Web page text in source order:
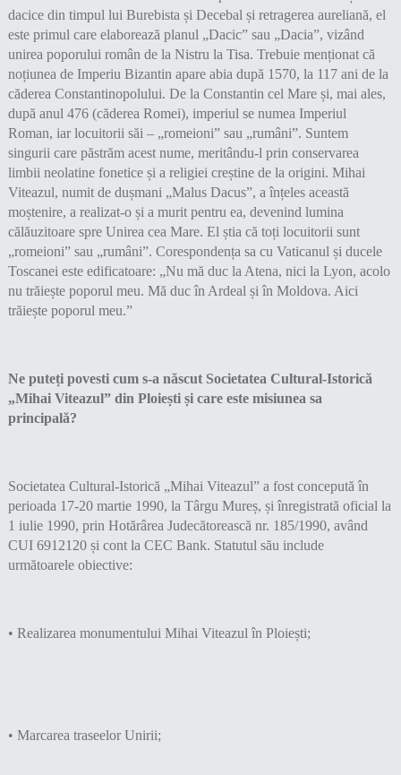
dacice din timpul lui Burebista și Decebal și retragerea aureliană, el
este primul care elaborează planul „Dacic” sau „Dacia”, vizând
unirea poporului român de la Nistru la Tisa. Trebuie menționat că
noțiunea de Imperiu Bizantin apare abia după 1570, la 117 ani de la
căderea Constantinopolului. De la Constantin cel Mare și, mai ales,
după anul 476 (căderea Romei), imperiul se numea Imperiul
Roman, iar locuitorii săi – „romeioni” sau „rumâni”. Suntem
singurii care păstrăm acest nume, meritându-l prin conservarea
limbii neolatine fonetice și a religiei creștine de la origini. Mihai
Viteazul, numit de dușmani „Malus Dacus”, a înțeles această
moștenire, a realizat-o și a murit pentru ea, devenind lumina
călăuzitoare spre Unirea cea Mare. El știa că toți locuitorii sunt
„romeioni” sau „rumâni”. Corespondența sa cu Vaticanul și ducele
Toscanei este edificatoare: „Nu mă duc la Atena, nici la Lyon, acolo
nu trăiește poporul meu. Mă duc în Ardeal și în Moldova. Aici
trăiește poporul meu.”
Ne puteți povesti cum s-a născut Societatea Cultural-Istorică
„Mihai Viteazul” din Ploiești și care este misiunea sa
principală?
Societatea Cultural-Istorică „Mihai Viteazul” a fost concepută în
perioada 17-20 martie 1990, la Târgu Mureș, și înregistrată oficial la
1 iulie 1990, prin Hotărârea Judecătorească nr. 185/1990, având
CUI 6912120 și cont la CEC Bank. Statutul său include
următoarele obiective:
• Realizarea monumentului Mihai Viteazul în Ploiești;
• Marcarea traseelor Unirii;